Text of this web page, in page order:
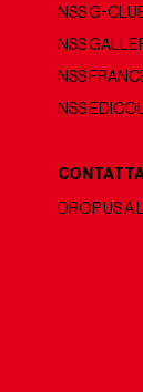
NSS G-
NSS
NSS
NSS
DROP US A